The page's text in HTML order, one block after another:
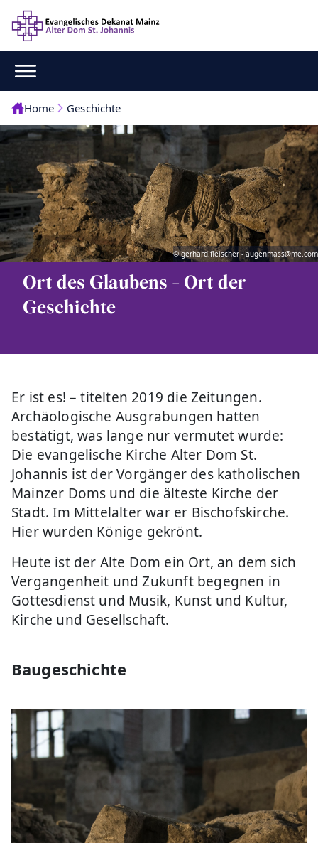
Home Geschichte
© gerhard.fleischer - augenmass@me.com
Ort des Glaubens - Ort der
Geschichte
Er ist es! – titelten 2019 die Zeitungen.
Archäologische Ausgrabungen hatten
bestätigt, was lange nur vermutet wurde:
Die evangelische Kirche Alter Dom St.
Johannis ist der Vorgänger des katholischen
Mainzer Doms und die älteste Kirche der
Stadt. Im Mittelalter war er Bischofskirche.
Hier wurden Könige gekrönt.
Heute ist der Alte Dom ein Ort, an dem sich
Vergangenheit und Zukunft begegnen in
Gottesdienst und Musik, Kunst und Kultur,
Kirche und Gesellschaft.
Baugeschichte